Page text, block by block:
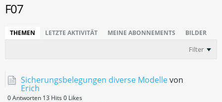
F07
THEMEN LETZTE AKTIVITÄT MEINE ABONNEMENTS BILDER
Filter
Sicherungsbelegungen diverse Modellevon
Erich
0 Antworten 13 Hits 0 Likes